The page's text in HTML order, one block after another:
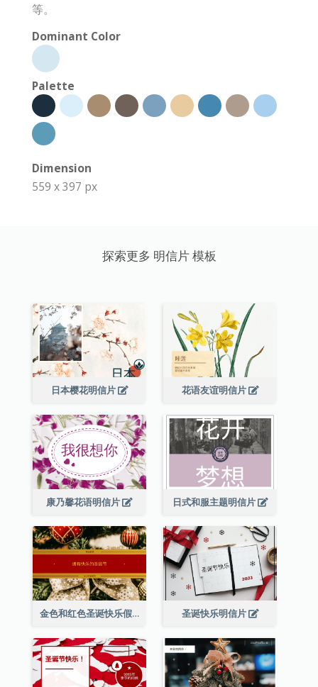
等。
Dominant Color
Palette
Dimension
559 x 397 px
探索更多 明信片 模板
日本樱花明信片 花语友谊明信片
康乃馨花语明信片 日式和服主题明信片
金色和红色圣诞快乐假期明信片 圣诞快乐明信片